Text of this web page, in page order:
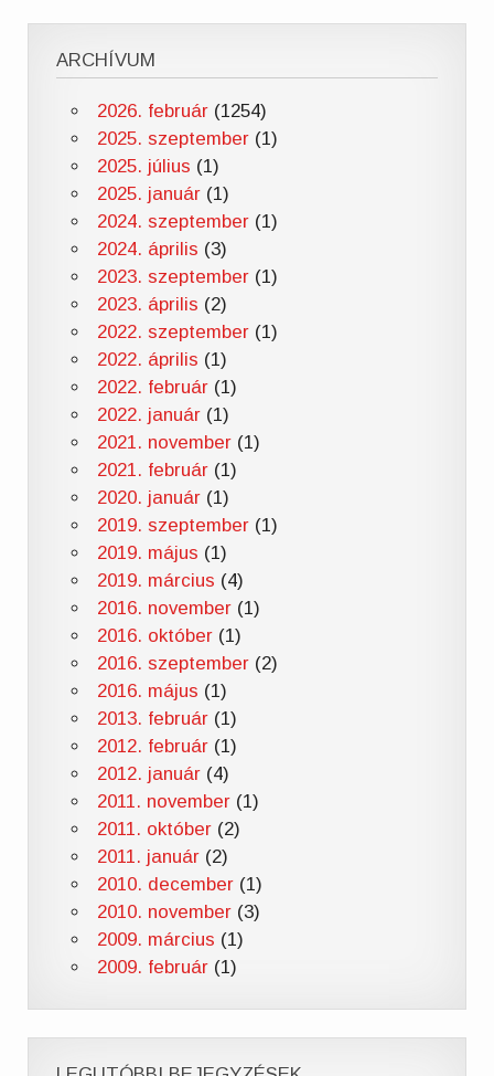
ARCHÍVUM
2026. február(1254)
2025. szeptember(1)
2025. július (1)
2025. január(1)
2024. szeptember(1)
2024. április (3)
2023. szeptember(1)
2023. április (2)
2022. szeptember(1)
2022. április (1)
2022. február(1)
2022. január(1)
2021. november(1)
2021. február(1)
2020. január(1)
2019. szeptember(1)
2019. május (1)
2019. március (4)
2016. november(1)
2016. október(1)
2016. szeptember(2)
2016. május (1)
2013. február(1)
2012. február(1)
2012. január(4)
2011. november(1)
2011. október(2)
2011. január(2)
2010. december(1)
2010. november(3)
2009. március (1)
2009. február(1)